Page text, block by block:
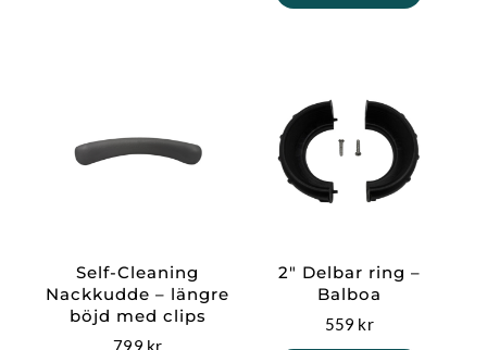
Self-Cleaning
Nackkudde – längre
böjd med clips
799 kr
2″ Delbar ring –
Balboa
559 kr